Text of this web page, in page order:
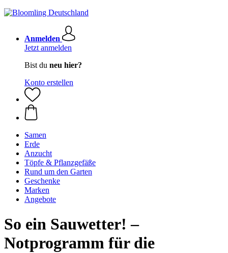
Anmelden
Jetzt anmelden
Bist du neu hier?
Konto erstellen
Samen
Erde
Anzucht
Töpfe & Pflanzgefäße
Rund um den Garten
Geschenke
Marken
Angebote
So ein Sauwetter! –
Notprogramm für die